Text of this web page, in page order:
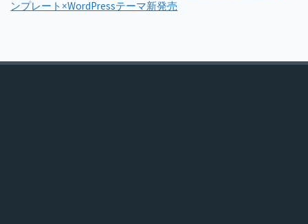
ンプレート×WordPressテーマ新発売